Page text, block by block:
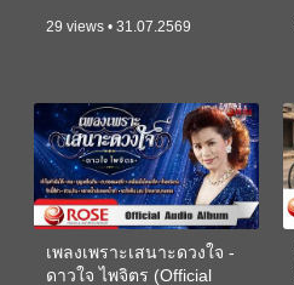
29 views • 31.07.2569
เพลงเพราะเสนาะดวงใจ -
ดาวใจ ไพจิตร (Official